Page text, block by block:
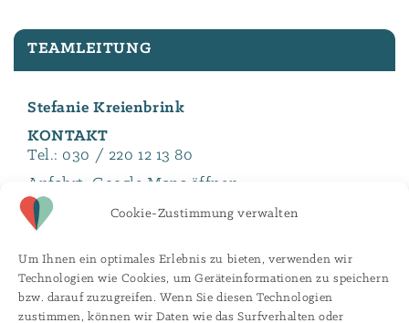
Cookie-Zustimmung verwalten
Um Ihnen ein optimales Erlebnis zu bieten, verwenden wir
Technologien wie Cookies, um Geräteinformationen zu speichern
bzw. darauf zuzugreifen. Wenn Sie diesen Technologien
zustimmen, können wir Daten wie das Surfverhalten oder
TEAMLEITUNG
Stefanie Kreienbrink
KONTAKT
Tel.: 030 / 220 12 13 80
Anfahrt: Google Maps öffnen
Unser Partner „Immobilienwirtschaft Baese“
beantwortet Ihre Fragen rund um die
Vermietung: 030 / 220 121 351
oder www.immobilienwirtschaft-baese.de